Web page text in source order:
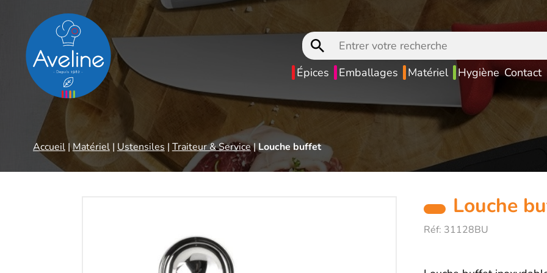
Entrer
votre
recherche
Épices Emballages Matériel Hygiène Contact
Accueil|Matériel| Ustensiles | Traiteur & Service|Louche buffet
Louche
Réf: 31128BU
Panneau de gestion des cookies